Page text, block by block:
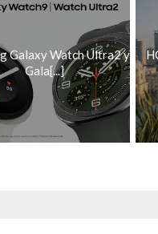
Galaxy Watch Ultra2 y
Gala[...]